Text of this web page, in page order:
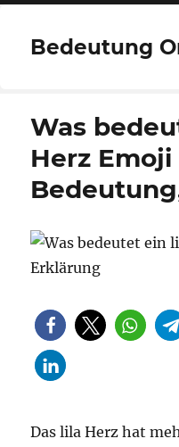
Bedeutung
Was
Herz Emoji
Das lila Herz hat